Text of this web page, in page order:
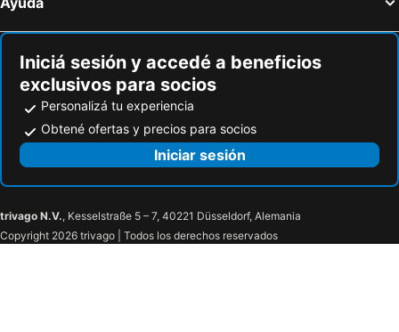
Iniciá sesión y accedé a beneficios
exclusivos para socios
Personalizá tu experiencia
Obtené ofertas y precios para socios
Iniciar sesión
trivago N.V., Kesselstraße 5 – 7, 40221 Düsseldorf, Alemania
Copyright 2026 trivago | Todos los derechos reservados